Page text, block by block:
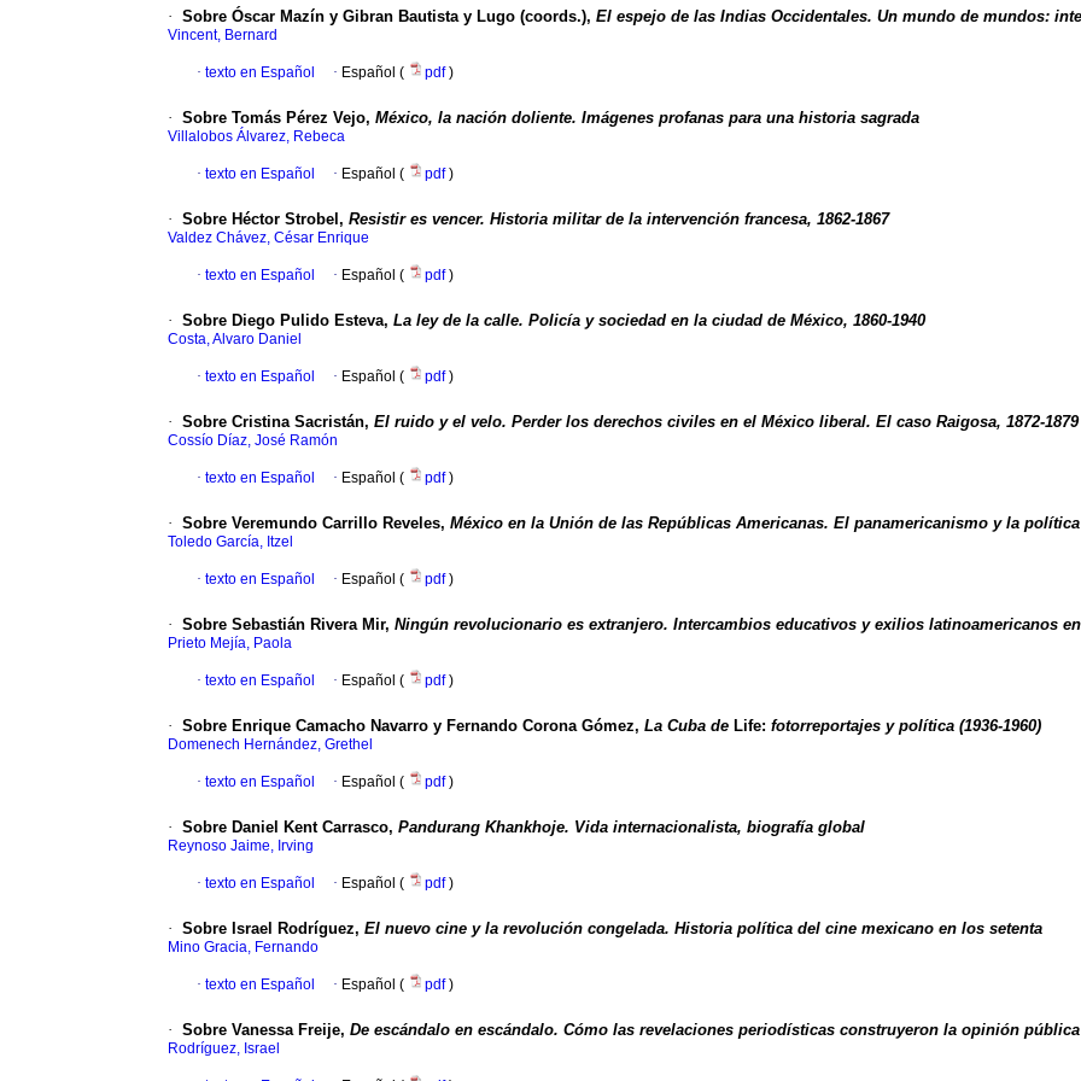
· Sobre Óscar Mazín y Gibran Bautista y Lugo (coords.), El espejo de las Indias Occidentales. Un mundo de mundos:
Vincent, Bernard
· texto en Español · Español ( pdf)
· Sobre Tomás Pérez Vejo, México, la nación doliente. Imágenes profanas para una historia sagrada
Villalobos Álvarez, Rebeca
· texto en Español · Español ( pdf)
· Sobre Héctor Strobel, Resistir es vencer. Historia militar de la intervención francesa, 1862-1867
Valdez Chávez, César Enrique
· texto en Español · Español ( pdf)
· Sobre Diego Pulido Esteva, La ley de la calle. Policía y sociedad en la ciudad de México, 1860-1940
Costa, Alvaro Daniel
· texto en Español · Español ( pdf)
· Sobre Cristina Sacristán, El ruido y el velo. Perder los derechos civiles en el México liberal. El caso Raigosa, 1872-1879
Cossío Díaz, José Ramón
· texto en Español · Español ( pdf)
· Sobre Veremundo Carrillo Reveles, México en la Unión de las Repúblicas Americanas. El panamericanismo y la política
Toledo García, Itzel
· texto en Español · Español ( pdf)
· Sobre Sebastián Rivera Mir, Ningún revolucionario es extranjero. Intercambios educativos y exilios latinoamericanos
Prieto Mejía, Paola
· texto en Español · Español ( pdf)
· Sobre Enrique Camacho Navarro y Fernando Corona Gómez, La Cuba de Life: fotorreportajes y política (1936-1960)
Domenech Hernández, Grethel
· texto en Español · Español ( pdf)
· Sobre Daniel Kent Carrasco, Pandurang Khankhoje. Vida internacionalista, biografía global
Reynoso Jaime, Irving
· texto en Español · Español ( pdf)
· Sobre Israel Rodríguez, El nuevo cine y la revolución congelada. Historia política del cine mexicano en los setenta
Mino Gracia, Fernando
· texto en Español · Español ( pdf)
· Sobre Vanessa Freije, De escándalo en escándalo. Cómo las revelaciones periodísticas construyeron la opinión
Rodríguez, Israel